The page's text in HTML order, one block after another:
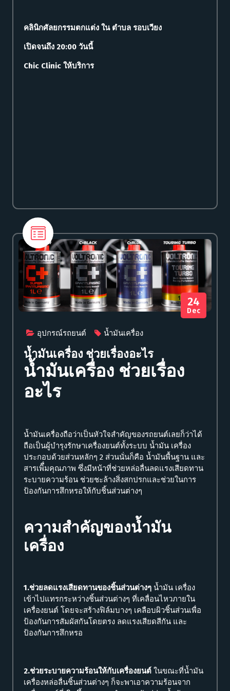
คลินิกศัลยกรรมตกแต่ง ใน ตำบล รอบเวียง
เปิดจนถึง 20:00 วันนี้
Chic Clinic ให้บริการ
อุปกรณ์รถยนต์ น้ำมันเครื่อง
24
Dec
น้ำมันเครื่อง ช่วยเรื่องอะไร
น้ำมันเครื่อง ช่วยเรื่อง
อะไร
น้ำมันเครื่องถือว่าเป็นหัวใจสำคัญของรถยนต์เลยก็ว่าได้
ถือเป็นผู้บำรุงรักษาเครื่องยนต์ทั้งระบบ น้ำมัน เครื่อง
ประกอบด้วยส่วนหลักๆ 2 ส่วนนั่นก็คือ น้ำมันพื้นฐาน และ
สารเพิื่มคุณภาพ ซึ่งมีหน้าที่ช่วยหล่อลื่นลดแรงเสียดทาน
ระบายความร้อน ช่วยชะล้างสิ่งสกปรกและช่วยในการ
ป้องกันการสึกหรอให้กับชิ้นส่วนต่างๆ
ความสำคัญของน้ำมัน
เครื่อง
1.ช่วยลดแรงเสียดทานของชิ้นส่วนต่างๆ น้ำมัน เครื่อง
เข้าไปแทรกระหว่างชิ้นส่วนต่างๆ ที่เคลื่อนไหวภายใน
เครื่องยนต์ โดยจะสร้างฟิล์มบางๆ เคลือบผิวชิ้นส่วนเพื่อ
ป้องกันการสัมผัสกันโดยตรง ลดแรงเสียดสีกัน และ
ป้องกันการสึกหรอ
2.ช่วยระบายความร้อนให้กับเครื่องยนต์ ในขณะที่น้ำมัน
เครื่องหล่อลื่นชิ้นส่วนต่างๆ ก็จะพาเอาความร้อนจาก